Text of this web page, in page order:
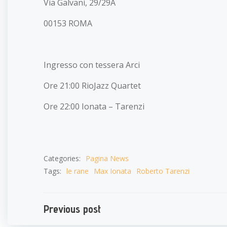
Via Galvani, 29/29A
00153 ROMA
Ingresso con tessera Arci
Ore 21:00 RioJazz Quartet
Ore 22:00 Ionata – Tarenzi
Categories:
Pagina News
Tags: le rane Max Ionata Roberto Tarenzi
Navigazione
Previous post